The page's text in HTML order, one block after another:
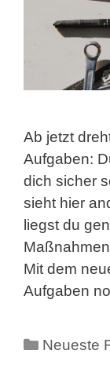
Ab jetzt
Aufgaben:
dich sicher
sieht hier
liegst du
Mit dem
Aufgaben
Neueste